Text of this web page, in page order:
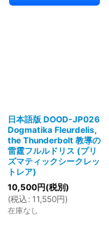
日本語版 DOOD-JP026
Dogmatika Fleurdelis,
the Thunderbolt 教導の
雷霆フルルドリス (プリ
ズマティックシークレッ
トレア)
10,500円(税別)
(税込 : 11,550円)
在庫なし